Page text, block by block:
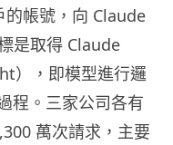
的帳號，向 Claude
是取得 Claude
），即模型進行邏
程。三家公司各有
萬次請求，主要